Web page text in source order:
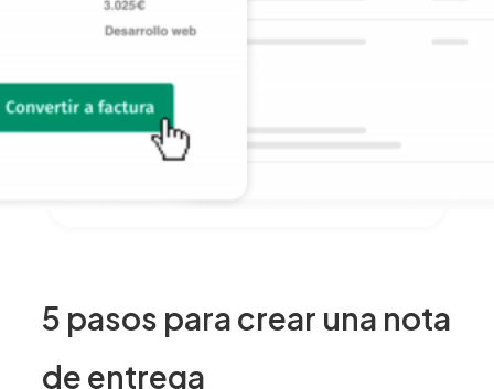
5 pasos para crear una nota
de entrega